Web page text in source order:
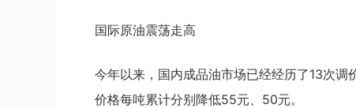
国际原油震荡走高
今年以来，国内成品油市场已经经历了13次
价格每吨累计分别降低55元、50元。